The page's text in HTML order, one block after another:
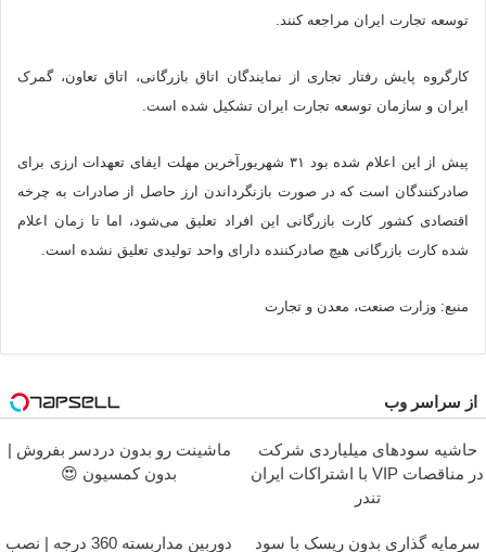
توسعه تجارت ایران مراجعه کنند.
کارگروه پایش رفتار تجاری از نمایندگان اتاق بازرگانی، اتاق تعاون، گمرک
ایران و سازمان توسعه تجارت ایران تشکیل شده است.
پیش از این اعلام شده بود ۳۱ شهریورآخرین مهلت ایفای تعهدات ارزی برای
صادرکنندگان است که در صورت بازنگرداندن ارز حاصل از صادرات به چرخه
اقتصادی کشور کارت بازرگانی این افراد تعلیق می‌شود، اما تا زمان اعلام
شده کارت بازرگانی هیچ صادرکننده دارای واحد تولیدی تعلیق نشده است.
منبع: وزارت صنعت، معدن و تجارت
از سراسر وب
حاشیه سودهای میلیاردی شرکت
در مناقصات VIP با اشتراکات ایران
تندر
ماشینت رو بدون دردسر بفروش |
بدون کمسیون 😍
سرمایه گذاری بدون ریسک با سود
دوربین مداربسته 360 درجه | نصب